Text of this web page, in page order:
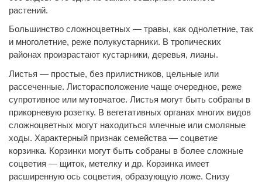
растений.
Большинство сложноцветных — травы, как однолетние, так
и многолетние, реже полукустарники. В тропических
районах произрастают кустарники, деревья, лианы.
Листья — простые, без прилистников, цельные или
рассеченные. Листорасположение чаще очередное, реже
супротивное или мутовчатое. Листья могут быть собраны в
прикорневую розетку. В вегетативных органах многих видов
сложноцветных могут находиться млечные или смоляные
ходы. Характерный признак семейства — соцветие
корзинка. Корзинки могут быть собраны в более сложные
соцветия — щиток, метелку и др. Корзинка имеет
расширенную ось соцветия, образующую ложе. Снизу